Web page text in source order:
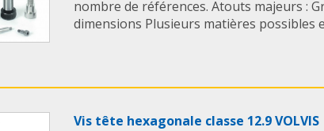
nombre de références. Atouts majeurs :
dimensions Plusieurs matières possibles
Vis tête hexagonale classe 12.9 VOLVIS